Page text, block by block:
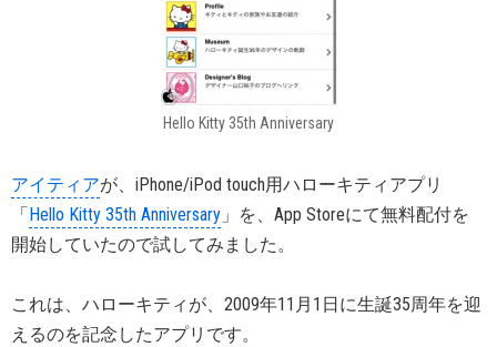
Hello Kitty 35th Anniversary
アイティアが、iPhone/iPod touch用ハローキティアプリ
「Hello Kitty 35th Anniversary 」を、App Storeにて無料配付を
開始していたので試してみました。
これは、ハローキティが、2009年11月1日に生誕35周年を迎
えるのを記念したアプリです。